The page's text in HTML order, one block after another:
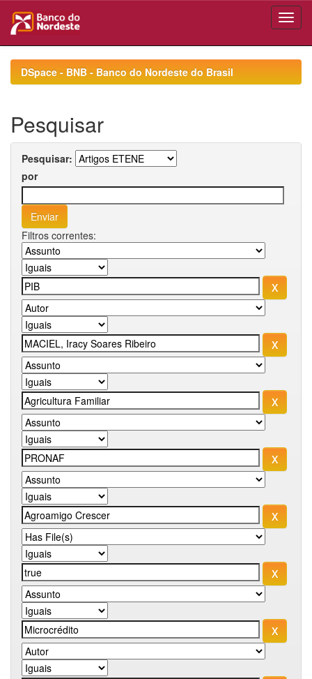
navigationDSpace - BNB - Banco do Nordeste do Brasil
Pesquisar
Pesquisar:
por
Filtros correntes: